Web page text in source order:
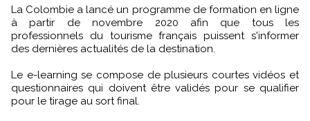
La Colombie a lancé un programme de formation en ligne
à partir de novembre 2020 afin que tous les
professionnels du tourisme français puissent s'informer
des dernières actualités de la destination.
Le e-learning se compose de plusieurs courtes vidéos et
questionnaires qui doivent être validés pour se qualifier
pour le tirage au sort final.